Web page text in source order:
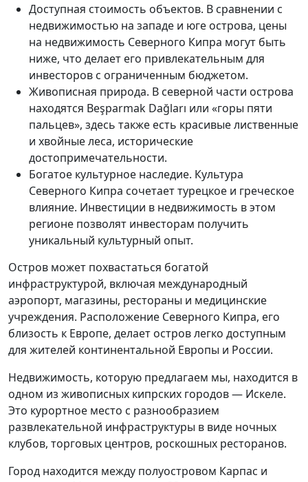
Доступная стоимость объектов. В сравнении с
недвижимостью на западе и юге острова, цены
на недвижимость Северного Кипра могут быть
ниже, что делает его привлекательным для
инвесторов с ограниченным бюджетом.
Живописная природа. В северной части острова
находятся Beşparmak Dağları или «горы пяти
пальцев», здесь также есть красивые лиственные
и хвойные леса, исторические
достопримечательности.
Богатое культурное наследие. Культура
Северного Кипра сочетает турецкое и греческое
влияние. Инвестиции в недвижимость в этом
регионе позволят инвесторам получить
уникальный культурный опыт.
Остров может похвастаться богатой
инфраструктурой, включая международный
аэропорт, магазины, рестораны и медицинские
учреждения. Расположение Северного Кипра, его
близость к Европе, делает остров легко доступным
для жителей континентальной Европы и России.
Недвижимость, которую предлагаем мы, находится в
одном из живописных кипрских городов — Искеле.
Это курортное место с разнообразием
развлекательной инфраструктуры в виде ночных
клубов, торговых центров, роскошных ресторанов.
Город находится между полуостровом Карпас и